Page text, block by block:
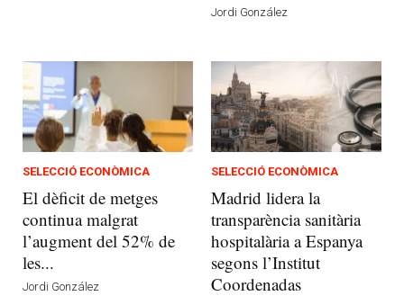
Jordi González
SELECCIÓ ECONÒMICA
El dèficit de metges
continua malgrat
l’augment del 52% de
les...
Jordi González
SELECCIÓ ECONÒMICA
Madrid lidera la
transparència sanitària
hospitalària a Espanya
segons l’Institut
Coordenadas